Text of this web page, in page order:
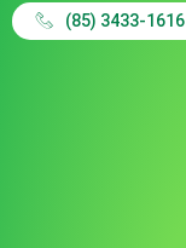
(85) 3433-1616